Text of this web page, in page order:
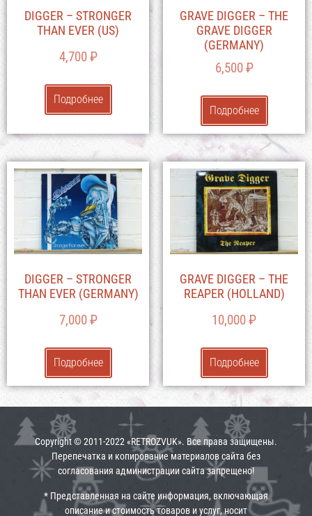
DIGGER – STRONGER
THAN EVER (US)
4,700₽
Подробнее
GRAVE DIGGER – THE
GRAVE DIGGER
(GERMANY)
6,500₽
Подробнее
DIGGER – STRONGER
THAN EVER (GERMANY)
7,000₽
Подробнее
GRAVE DIGGER – THE
REAPER (HOLLAND)
10,000₽
Подробнее
Copyright © 2011-2022 «RETROZVUK». Все права защищены.
Перепечатка и копирование материалов сайта без
согласования администрации сайта запрещено!
* Представленная на сайте информация, включающая
описание и стоимость товаров и услуг, носит